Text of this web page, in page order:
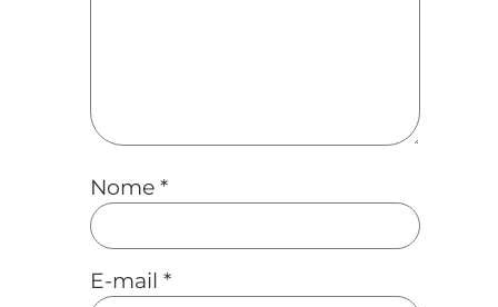
Nome *
E-mail *